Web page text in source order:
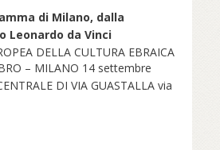
di Milano, dalla
Leonardo da Vinci
DELLA CULTURA EBRAICA
– MILANO 14 settembre
DI VIA GUASTALLA via